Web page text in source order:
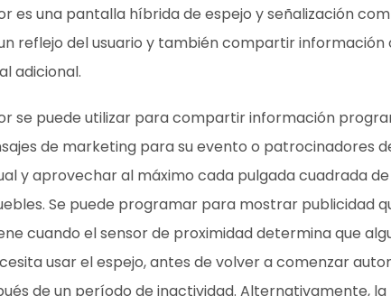
es una pantalla híbrida de espejo y señalización
reflejo del usuario y también compartir información
adicional.
se puede utilizar para compartir información
de marketing para su evento o patrocinadores
y aprovechar al máximo cada pulgada cuadrada
Se puede programar para mostrar publicidad
cuando el sensor de proximidad determina que
usar el espejo, antes de volver a comenzar
de un período de inactividad. Alternativamente,